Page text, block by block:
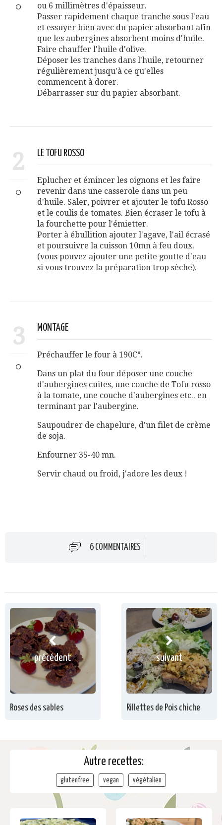
ou 6 millimètres d'épaisseur.
Passer rapidement chaque tranche sous l'eau
et essuyer bien avec du papier absorbant afin
que les aubergines absorbent moins d'huile.
Faire chauffer l'huile d'olive.
Déposer les tranches dans l'huile, retourner
régulièrement jusqu'à ce qu'elles
commencent à dorer.
Débarrasser sur du papier absorbant.
2 LE TOFU ROSSO
Eplucher et émincer les oignons et les faire
revenir dans une casserole dans un peu
d'huile. Saler, poivrer et ajouter le tofu Rosso
et le coulis de tomates. Bien écraser le tofu à
la fourchette pour l'émietter.
Porter à ébullition ajouter l'agave, l'ail écrasé
et poursuivre la cuisson 10mn à feu doux.
(vous pouvez ajouter une petite goutte d'eau
si vous trouvez la préparation trop sèche).
3 MONTAGE
Préchauffer le four à 190C°.
Dans un plat du four déposer une couche
d'aubergines cuites, une couche de Tofu rosso
à la tomate, une couche d'aubergines etc.. en
terminant par l'aubergine.
Saupoudrer de chapelure, d'un filet de crème
de soja.
Enfourner 35-40 mn.
Servir chaud ou froid, j'adore les deux !
6 COMMENTAIRES
précédent
Roses des sables
suivant
Rillettes de Pois chiche
Autre recettes:
glutenfree vegan végétalien